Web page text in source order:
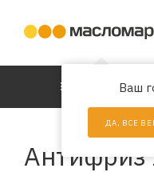
Ваш
ДА, ВСЕ
КАТАЛОГ
Антифриз